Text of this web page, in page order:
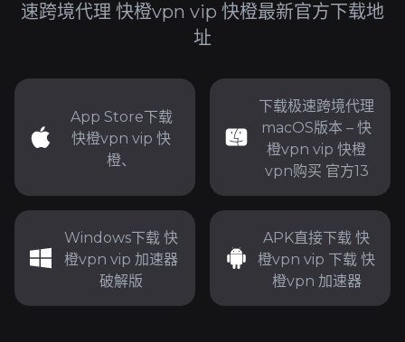
速跨境代理 快橙vpn vip 快橙最新官方下载地
址
App Store下载
快橙vpn vip 快
橙、
下载极速跨境代理
macOS版本 – 快
橙vpn vip 快橙
vpn购买 官方13
Windows下载 快
橙vpn vip 加速器
破解版
APK直接下载 快
橙vpn vip 下载 快
橙vpn 加速器